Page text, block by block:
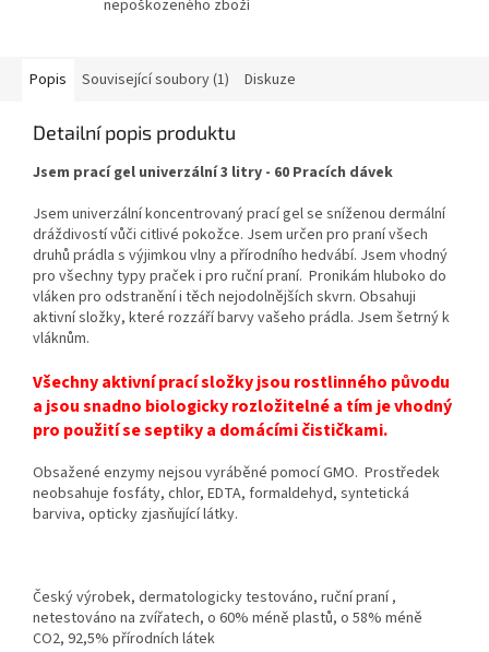
nepoškozeného zboží
Popis Související soubory (1) Diskuze
Detailní popis produktu
Jsem prací gel univerzální 3 litry - 60 Pracích dávek
Jsem univerzální koncentrovaný prací gel se sníženou dermální
dráždivostí vůči citlivé pokožce. Jsem určen pro praní všech
druhů prádla s výjimkou vlny a přírodního hedvábí. Jsem vhodný
pro všechny typy praček i pro ruční praní. Pronikám hluboko do
vláken pro odstranění i těch nejodolnějších skvrn. Obsahuji
aktivní složky, které rozzáří barvy vašeho prádla. Jsem šetrný k
vláknům.
Všechny aktivní prací složky jsou rostlinného původu
a jsou snadno biologicky rozložitelné a tím je vhodný
pro použití se septiky a domácími čističkami.
Obsažené enzymy nejsou vyráběné pomocí GMO. Prostředek
neobsahuje fosfáty, chlor, EDTA, formaldehyd, syntetická
barviva, opticky zjasňující látky.
Český výrobek, dermatologicky testováno, ruční praní ,
netestováno na zvířatech, o 60% méně plastů, o 58% méně
CO2, 92,5% přírodních látek